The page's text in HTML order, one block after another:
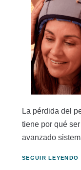
La pérdida del
tiene por qué
avanzado
SEGUIR LEYENDO